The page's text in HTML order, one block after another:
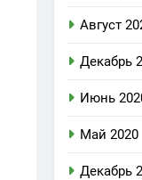
Август
Декабрь
Июнь
Май 2020
Декабрь